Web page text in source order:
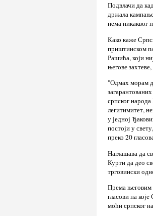
Подвлачи да
држала
нема никаквог
Како каже
приштинском
Рашића, који
његове
"Одмах морам
српског
легитимитет,
у једној
постоји у
преко 20
Наглашава да
Курти да део
трговински
Према његовим
гласови на
моћи српског